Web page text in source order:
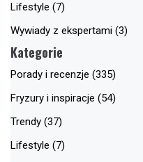
Lifestyle (7)
Wywiady z ekspertami (3)
Kategorie
Porady i recenzje (335)
Fryzury i inspiracje (54)
Trendy (37)
Lifestyle (7)